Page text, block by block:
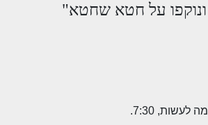
ונוקפו על חטא שחטא"
7:30.